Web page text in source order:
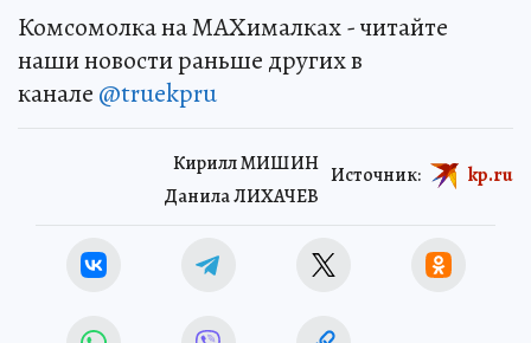
Комсомолка на MAXималках - читайте
наши новости раньше других в
канале @truekpru
Кирилл МИШИН
Данила ЛИХАЧЕВ
Источник: kp.ru